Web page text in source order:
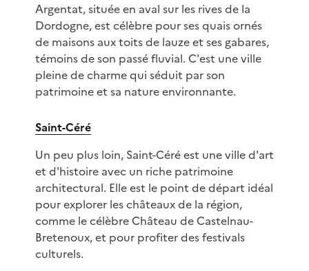
Argentat, située en aval sur les rives de la
Dordogne, est célèbre pour ses quais ornés
de maisons aux toits de lauze et ses gabares,
témoins de son passé fluvial. C'est une ville
pleine de charme qui séduit par son
patrimoine et sa nature environnante.
Saint-Céré
Un peu plus loin, Saint-Céré est une ville d'art
et d'histoire avec un riche patrimoine
architectural. Elle est le point de départ idéal
pour explorer les châteaux de la région,
comme le célèbre Château de Castelnau-
Bretenoux, et pour profiter des festivals
culturels.